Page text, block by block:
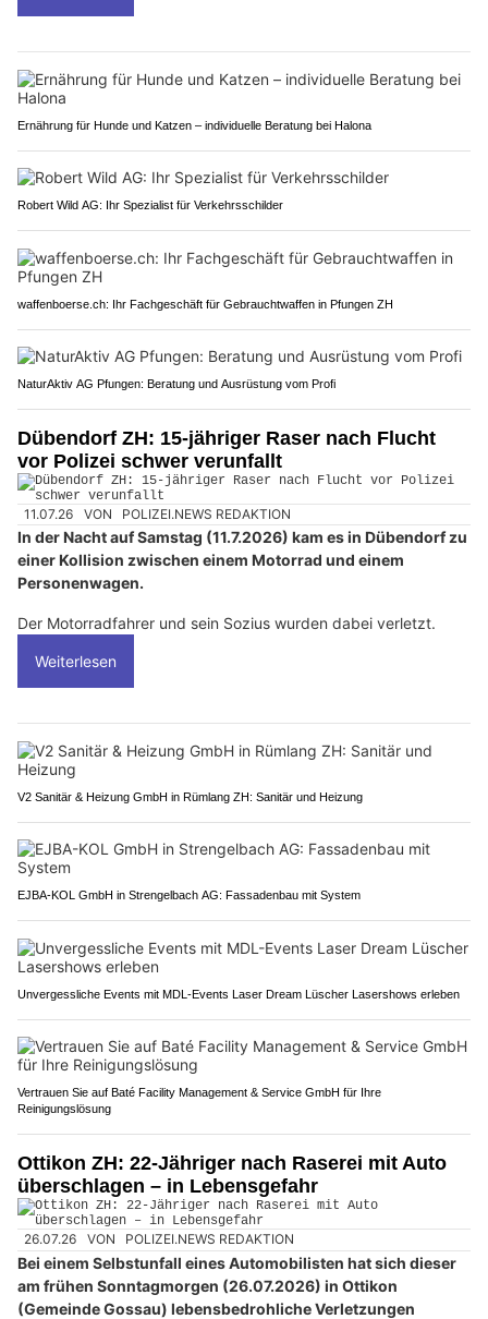
Ernährung für Hunde und Katzen – individuelle Beratung bei Halona
Robert Wild AG: Ihr Spezialist für Verkehrsschilder
waffenboerse.ch: Ihr Fachgeschäft für Gebrauchtwaffen in Pfungen ZH
NaturAktiv AG Pfungen: Beratung und Ausrüstung vom Profi
Dübendorf ZH: 15-jähriger Raser nach Flucht
vor Polizei schwer verunfallt
11.07.26 VON POLIZEI.NEWS REDAKTION
In der Nacht auf Samstag (11.7.2026) kam es in Dübendorf zu
einer Kollision zwischen einem Motorrad und einem
Personenwagen.
Der Motorradfahrer und sein Sozius wurden dabei verletzt.
Weiterlesen
V2 Sanitär & Heizung GmbH in Rümlang ZH: Sanitär und Heizung
EJBA-KOL GmbH in Strengelbach AG: Fassadenbau mit System
Unvergessliche Events mit MDL-Events Laser Dream Lüscher Lasershows erleben
Vertrauen Sie auf Baté Facility Management & Service GmbH für Ihre
Reinigungslösung
Ottikon ZH: 22-Jähriger nach Raserei mit Auto
überschlagen – in Lebensgefahr
26.07.26 VON POLIZEI.NEWS REDAKTION
Bei einem Selbstunfall eines Automobilisten hat sich dieser
am frühen Sonntagmorgen (26.07.2026) in Ottikon
(Gemeinde Gossau) lebensbedrohliche Verletzungen